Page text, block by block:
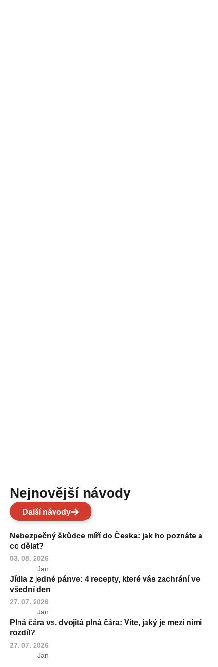
Nejnovější návody
Další návody
Nebezpečný škůdce míří do Česka: jak ho poznáte a
co dělat?
03. 08. 2026
Jan
Jídla z jedné pánve: 4 recepty, které vás zachrání ve
všední den
27. 07. 2026
Jan
Plná čára vs. dvojitá plná čára: Víte, jaký je mezi nimi
rozdíl?
27. 07. 2026
Jan